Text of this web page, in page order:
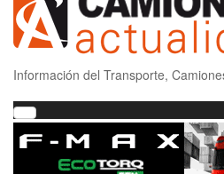
Información del Transporte,